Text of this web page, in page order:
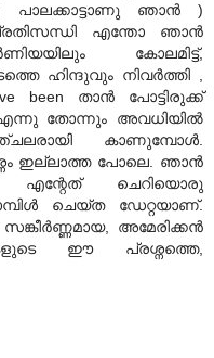
പാലക്കാട്ടാണു ഞാന്‍ )
എന്തോ ഞാന്‍
കോലമിട്ട്,
ഹിന്ദുവും നിവര്‍ത്തി ,
been താന്‍ പോട്ടിരുക്ക്
തോന്നും അവധിയില്‍
കാണുമ്പോള്‍.
ഇല്ലാത്ത പോലെ. ഞാന്‍
എന്റേത് ചെറിയൊരു
ചെയ്ത ഡേറ്റയാണ്.
അമേരിക്കന്‍
ഈ പ്രശ്നത്തെ,